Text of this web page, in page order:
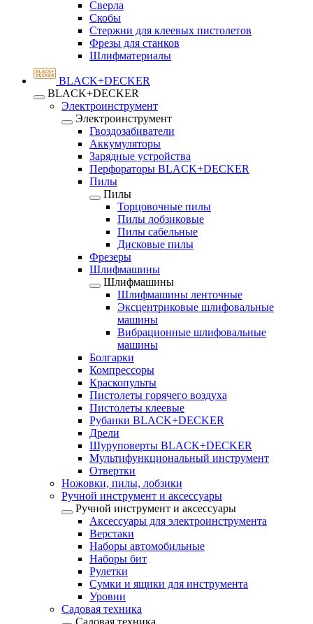
Сверла
Скобы
Стержни для клеевых пистолетов
Фрезы для станков
Шлифматериалы
BLACK+DECKER
BLACK+DECKER
Электроинструмент
Электроинструмент
Гвоздозабиватели
Аккумуляторы
Зарядные устройства
Перфораторы BLACK+DECKER
Пилы
Пилы
Торцовочные пилы
Пилы лобзиковые
Пилы сабельные
Дисковые пилы
Фрезеры
Шлифмашины
Шлифмашины
Шлифмашины ленточные
Эксцентриковые шлифовальные
машины
Вибрационные шлифовальные
машины
Болгарки
Компрессоры
Краскопульты
Пистолеты горячего воздуха
Пистолеты клеевые
Рубанки BLACK+DECKER
Дрели
Шуруповерты BLACK+DECKER
Мультифункциональный инструмент
Отвертки
Ножовки, пилы, лобзики
Ручной инструмент и аксессуары
Ручной инструмент и аксессуары
Аксессуары для электроинструмента
Верстаки
Наборы автомобильные
Наборы бит
Рулетки
Сумки и ящики для инструмента
Уровни
Садовая техника
Садовая техника